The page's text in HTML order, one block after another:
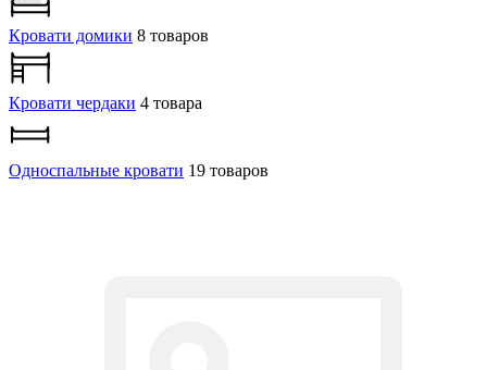
Кровати домики 8 товаров
Кровати чердаки 4 товара
Односпальные кровати 19 товаров